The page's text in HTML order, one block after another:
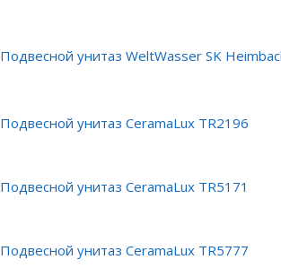
Подвесной унитаз WeltWasser SK
Подвесной унитаз CeramaLux TR2196
Подвесной унитаз CeramaLux TR5171
Подвесной унитаз CeramaLux TR5777